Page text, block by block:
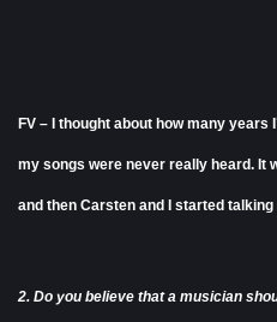
FV – I thought about how many years
my songs were never really heard. It
and then Carsten and I started
2. Do you believe that a musician